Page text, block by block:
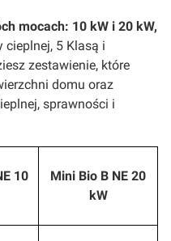
mocach: 10 kW i 20 kW,
cieplnej, 5 Klasą i
zestawienie, które
domu oraz
sprawności i
10
Mini Bio B NE 20
kW